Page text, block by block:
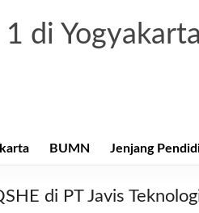
di Yogyakarta
BUMN Jenjang
di PT Javis